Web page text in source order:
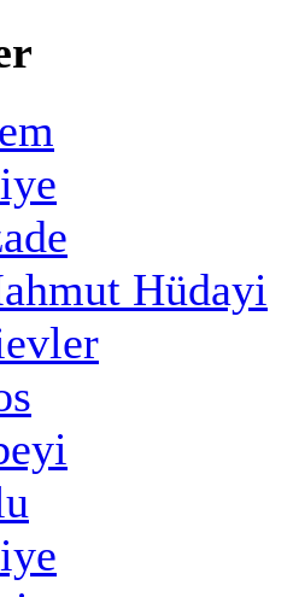
Hüdayi